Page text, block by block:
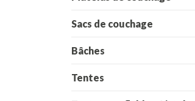
Sacs de couchage
Bâches
Tentes